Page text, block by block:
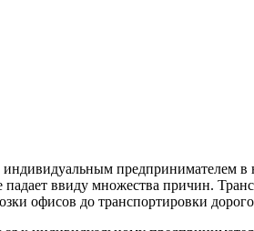
предпринимателем в
падает ввиду множества причин.
офисов до транспортировки